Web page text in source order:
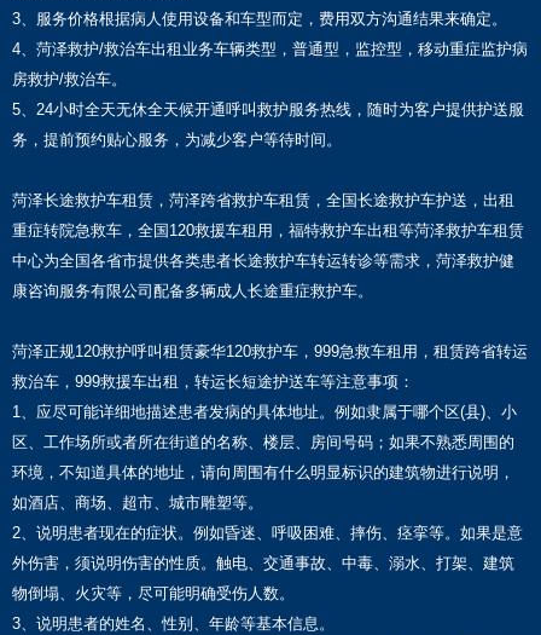
3、服务价格根据病人使用设备和车型而定，费用双方沟通结果来确定。
4、菏泽救护/救治车出租业务车辆类型，普通型，监控型，移动重症监护病
房救护/救治车。
5、24小时全天无休全天候开通呼叫救护服务热线，随时为客户提供护送服
务，提前预约贴心服务，为减少客户等待时间。
菏泽长途救护车租赁，菏泽跨省救护车租赁，全国长途救护车护送，出租
重症转院急救车，全国120救援车租用，福特救护车出租等菏泽救护车租赁
中心为全国各省市提供各类患者长途救护车转运转诊等需求，菏泽救护健
康咨询服务有限公司配备多辆成人长途重症救护车。
菏泽正规120救护呼叫租赁豪华120救护车，999急救车租用，租赁跨省转运
救治车，999救援车出租，转运长短途护送车等注意事项：
1、应尽可能详细地描述患者发病的具体地址。例如隶属于哪个区(县)、小
区、工作场所或者所在街道的名称、楼层、房间号码；如果不熟悉周围的
环境，不知道具体的地址，请向周围有什么明显标识的建筑物进行说明，
如酒店、商场、超市、城市雕塑等。
2、说明患者现在的症状。例如昏迷、呼吸困难、摔伤、痉挛等。如果是意
外伤害，须说明伤害的性质。触电、交通事故、中毒、溺水、打架、建筑
物倒塌、火灾等，尽可能明确受伤人数。
3、说明患者的姓名、性别、年龄等基本信息。